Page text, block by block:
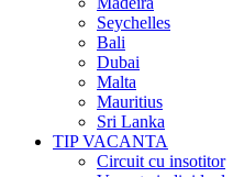
Seychelles
Bali
Dubai
Malta
Mauritius
Sri Lanka
TIP VACANTA
Circuit cu insotitor